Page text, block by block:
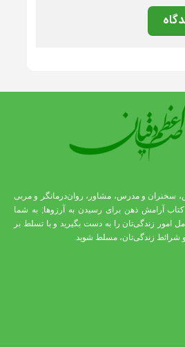
سخنران و مدرس، مشاور، روان‌درمانگر و مربی
آرامش ذهن برای رسیدن به آرزوها; به شما
امور زندگی‌تان را به دست بگیرید و با تسلط بر
شرائط زندگی‌تان، مسلط شوید.